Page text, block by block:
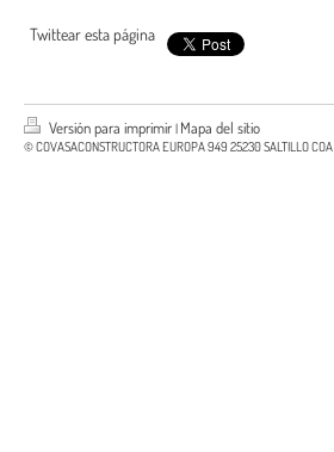
Twittear esta página
Versión para imprimir | Mapa del sitio
© COVASACONSTRUCTORA EUROPA 949 25230 SALTILLO COA